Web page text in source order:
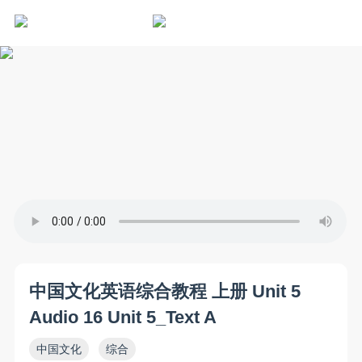
中国文化英语综合教程 上册 Unit 5
Audio 16 Unit 5_Text A
中国文化 综合